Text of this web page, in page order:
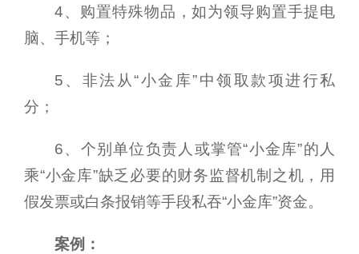
4、购置特殊物品，如为领导购置手提电
脑、手机等；
5、非法从“小金库”中领取款项进行私
分；
6、个别单位负责人或掌管“小金库”的人
乘“小金库”缺乏必要的财务监督机制之机，用
假发票或白条报销等手段私吞“小金库”资金。
案例：